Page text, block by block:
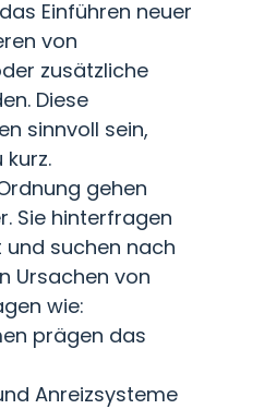
Einführen neuer
von
zusätzliche
Diese
sinnvoll sein,
gehen
Sie hinterfragen
suchen nach
Ursachen von
wie:
prägen das
Anreizsysteme